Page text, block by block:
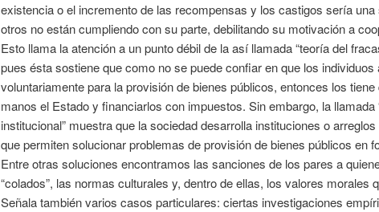
existencia o el incremento de las recompensas y los castigos sería una
otros no están cumpliendo con su parte, debilitando su motivación a
Esto llama la atención a un punto débil de la así llamada “teoría del
pues ésta sostiene que como no se puede confiar en que los individuos
voluntariamente para la provisión de bienes públicos, entonces los
manos el Estado y financiarlos con impuestos. Sin embargo, la llamada
institucional” muestra que la sociedad desarrolla instituciones o
que permiten solucionar problemas de provisión de bienes públicos en
Entre otras soluciones encontramos las sanciones de los pares a
“colados”, las normas culturales y, dentro de ellas, los valores morales
Señala también varios casos particulares: ciertas investigaciones